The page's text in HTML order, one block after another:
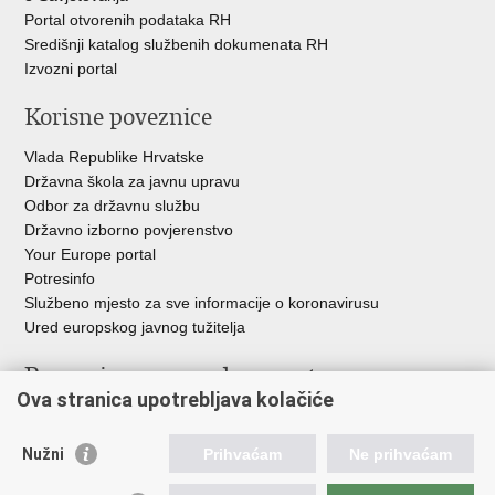
Portal otvorenih podataka RH
Središnji katalog službenih dokumenata RH
Izvozni portal
Korisne poveznice
Vlada Republike Hrvatske
Državna škola za javnu upravu
Odbor za državnu službu
Državno izborno povjerenstvo
Your Europe portal
Potresinfo
Službeno mjesto za sve informacije o koronavirusu
Ured europskog javnog tužitelja
Poveznice pravosudnog sustava
Državno odvjetništvo
Ured za suzbijanje korupcije i organiziranog kriminaliteta
Ova stranica upotrebljava kolačiće
Nužni Prihvaćam Ne prihvaćam